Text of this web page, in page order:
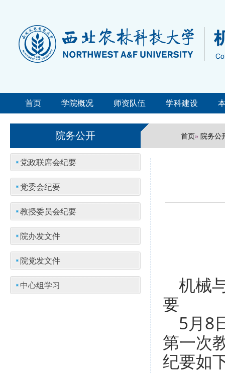
首页 学院概况 师资队伍 学科建设
院务公开 首页» 院务公
党政联席会纪要
党委会纪要
教授委员会纪要
院办发文件
院党发文件
中心组学习
机械
要
5月8
第一次
纪要如